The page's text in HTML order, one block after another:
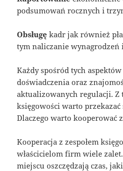
podsumowań rocznych i
Obsługę kadr jak również
tym naliczanie wynagrodzeń
Każdy spośród tych
doświadczenia oraz
aktualizowanych regulacji. Z
księgowości warto przekazać
Dlaczego warto kooperować
Kooperacja z zespołem
właścicielom firm wiele
miejscu oszczędzają czas,